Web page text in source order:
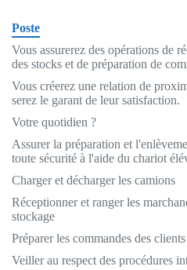
Poste
Vous assurerez des opérations de
des stocks et de préparation de
Vous créerez une relation de
serez le garant de leur satisfaction.
Votre quotidien ?
Assurer la préparation et
toute sécurité à l'aide du chariot
Charger et décharger les camions
Réceptionner et ranger les
stockage
Préparer les commandes des clients
Veiller au respect des procédures